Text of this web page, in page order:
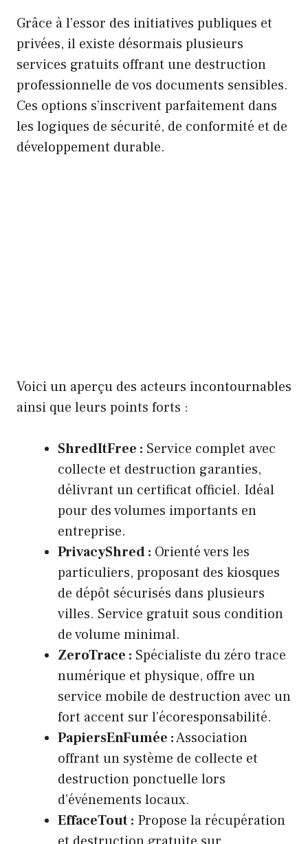
Grâce à l’essor des initiatives publiques et
privées, il existe désormais plusieurs
services gratuits offrant une destruction
professionnelle de vos documents sensibles.
Ces options s’inscrivent parfaitement dans
les logiques de sécurité, de conformité et de
développement durable.
Voici un aperçu des acteurs incontournables
ainsi que leurs points forts :
ShredItFree : Service complet avec
collecte et destruction garanties,
délivrant un certificat officiel. Idéal
pour des volumes importants en
entreprise.
PrivacyShred : Orienté vers les
particuliers, proposant des kiosques
de dépôt sécurisés dans plusieurs
villes. Service gratuit sous condition
de volume minimal.
ZeroTrace : Spécialiste du zéro trace
numérique et physique, offre un
service mobile de destruction avec un
fort accent sur l’écoresponsabilité.
PapiersEnFumée :Association
offrant un système de collecte et
destruction ponctuelle lors
d’événements locaux.
EffaceTout : Propose la récupération